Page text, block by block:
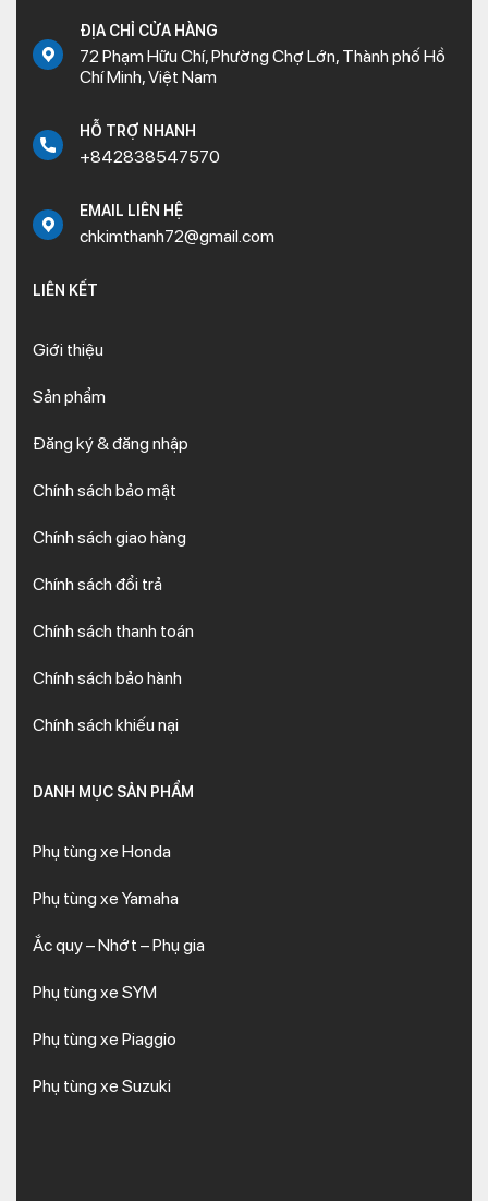
ĐỊA CHỈ CỬA HÀNG
72 Phạm Hữu Chí, Phường Chợ Lớn, Thành phố Hồ
Chí Minh, Việt Nam
HỖ TRỢ NHANH
+842838547570
EMAIL LIÊN HỆ
chkimthanh72@gmail.com
LIÊN KẾT
Giới thiệu
Sản phẩm
Đăng ký & đăng nhập
Chính sách bảo mật
Chính sách giao hàng
Chính sách đổi trả
Chính sách thanh toán
Chính sách bảo hành
Chính sách khiếu nại
DANH MỤC SẢN PHẨM
Phụ tùng xe Honda
Phụ tùng xe Yamaha
Ắc quy – Nhớt – Phụ gia
Phụ tùng xe SYM
Phụ tùng xe Piaggio
Phụ tùng xe Suzuki